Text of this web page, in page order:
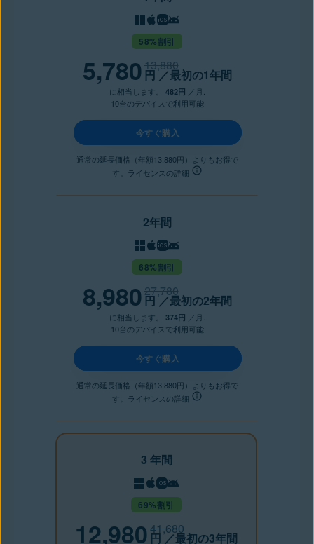
58%割引
5,78013,880
円 ／最初の1年間
に相当します。 482円 ／月.
10台のデバイスで利用可能
今すぐ購入
通常の延長価格（年額13,880円）よりもお得で
す。ライセンスの詳細
2年間
68%割引
8,98027,780
円 ／最初の2年間
に相当します。 374円 ／月.
10台のデバイスで利用可能
今すぐ購入
通常の延長価格（年額13,880円）よりもお得で
す。ライセンスの詳細
3 年間
69%割引
12,98041,680
円／最初の3年間